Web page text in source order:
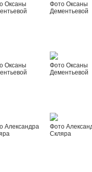
Оксаны
Фото Оксаны
Дементьевой
Оксаны
Фото Оксаны
Дементьевой
Александра
Фото
Скляра